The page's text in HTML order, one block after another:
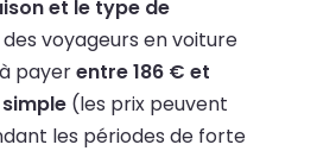
et le type de
voyageurs en voiture
payerentre 186 € et
(les prix peuvent
les périodes de forte